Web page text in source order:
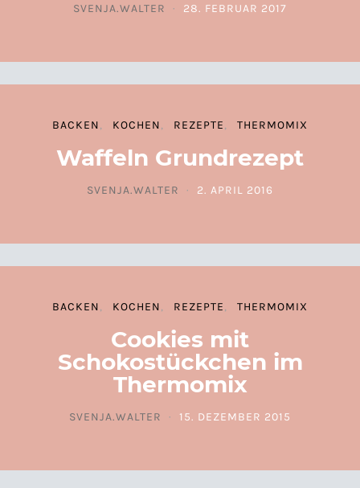
SVENJA.WALTER
POSTED ON
28. FEBRUAR 2017
BACKEN KOCHEN REZEPTE THERMOMIX
Waffeln Grundrezept
SVENJA.WALTER
POSTED ON
2. APRIL 2016
BACKEN KOCHEN REZEPTE THERMOMIX
Cookies mit
Schokostückchen im
Thermomix
SVENJA.WALTER
POSTED ON
15. DEZEMBER 2015